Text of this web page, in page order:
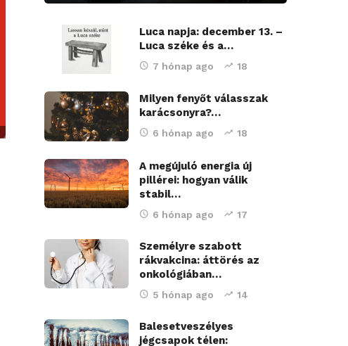
Luca napja: december 13. –
Luca széke és a…
7 hónap ago 18
Milyen fenyőt válasszak
karácsonyra?…
6 hónap ago 18
A megújuló energia új
pillérei: hogyan válik
stabil…
6 hónap ago 17
Személyre szabott
rákvakcina: áttörés az
onkológiában…
5 hónap ago 14
Balesetveszélyes
jégcsapok télen: